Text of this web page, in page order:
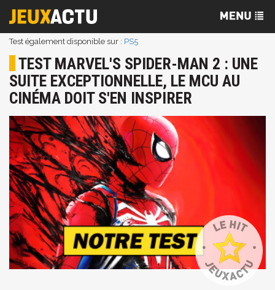
Test également disponible sur : PS5
TEST MARVEL'S SPIDER-MAN 2 : UNE
SUITE EXCEPTIONNELLE, LE MCU AU
CINÉMA DOIT S'EN INSPIRER